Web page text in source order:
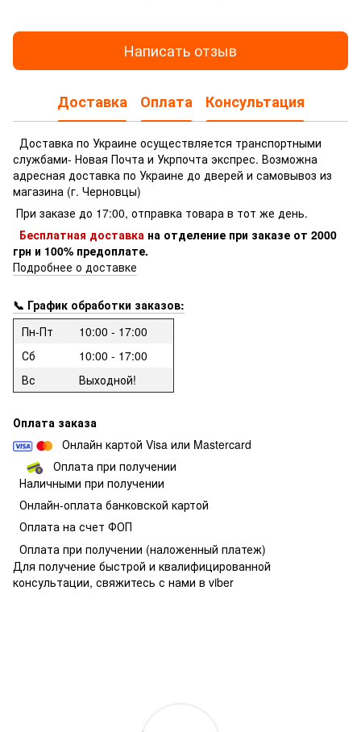
Написать отзыв
Доставка Оплата Консультация
Доставка по Украине осуществляется транспортными
службами- Новая Почта и Укрпочта экспрес. Возможна
адресная доставка по Украине до дверей и самовывоз из
магазина (г. Черновцы)
При заказе до 17:00, отправка товара в тот же день.
Бесплатная доставка на отделение при заказе от 2000
грн и 100% предоплате.
Подробнее о доставке
📞 График обработки заказов:
Пн-Пт
10:00 - 17:00
Сб
10:00 - 17:00
Вс
Выходной!
Оплата заказа
Онлайн картой Visa или Mastercard
Оплата при получении
Наличными при получении
Онлайн-оплата банковской картой
Оплата на счет ФОП
Оплата при получении (наложенный платеж)
Для получение быстрой и квалифицированной
консультации, свяжитесь с нами в viber